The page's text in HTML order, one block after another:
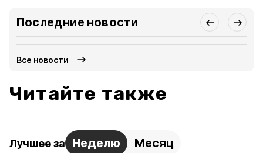
Последние новости
Все новости
Читайте также
Лучшее за Неделю Месяц